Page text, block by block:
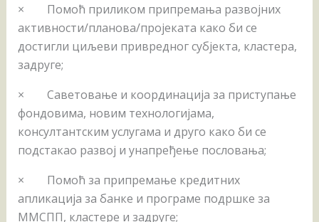
× Помоћ приликом припремања развојних
активности/планова/пројеката како би се
достигли циљеви привредног субјекта, кластера,
задруге;
× Саветовање и координација за приступање
фондовима, новим технологијама,
консултантским услугама и друго како би се
подстакао развој и унапређење пословања;
× Помоћ за припремање кредитних
апликација за банке и програме подршке за
ММСПП, кластере и задруге;